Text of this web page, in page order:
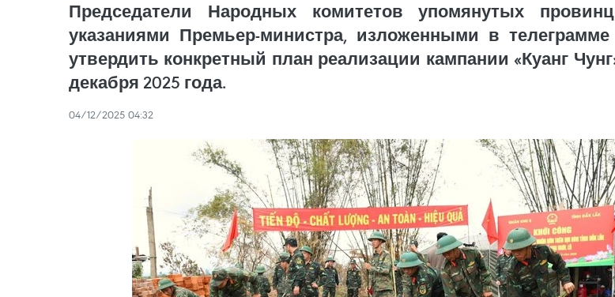
Председатели Народных комитетов упомянутых
указаниями Премьер-министра, изложенными в телеграмме
утвердить конкретный план реализации кампании «Куанг
декабря 2025 года.
04/12/2025 04:32